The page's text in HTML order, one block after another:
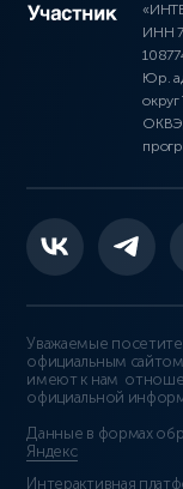
ИНН
Юр.
округ
Уважаемые
официальным
имеют к нам
официальной
Данные в формах
Яндекс
Интерактивная